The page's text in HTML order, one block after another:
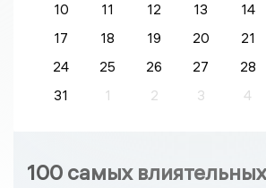
10
11 12 13 14
17
18 19 20 21
24
25 26 27 28
31
1 2 3 4
100 самых